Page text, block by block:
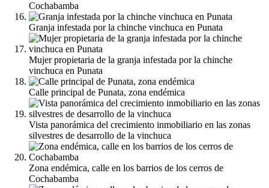
Cochabamba
Granja infestada por la chinche vinchuca en Punata
Mujer propietaria de la granja infestada por la chinche
vinchuca en Punata
Calle principal de Punata, zona endémica
Vista panorámica del crecimiento inmobiliario en las zonas
silvestres de desarrollo de la vinchuca
Zona endémica, calle en los barrios de los cerros de
Cochabamba